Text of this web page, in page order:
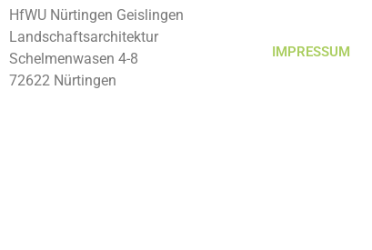
HfWU Nürtingen Geislingen
Landschaftsarchitektur
Schelmenwasen 4-8
72622 Nürtingen
IMPRESSUM